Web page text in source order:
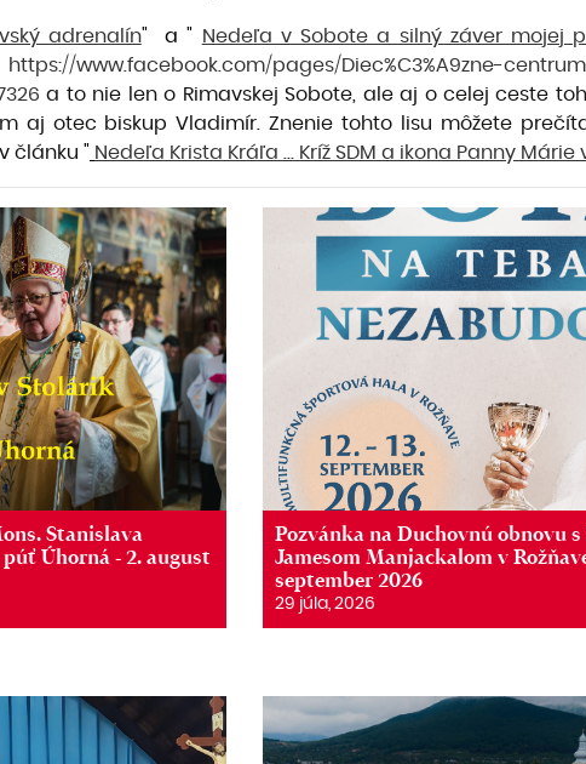
adrenalín" a " Nedeľa v Sobote a silný záver mojej
https://www.facebook.com/pages/Diec%C3%A9zne-centrum-
a to nie len o Rimavskej Sobote, ale aj o celej ceste
aj otec biskup Vladimír. Znenie tohto lisu môžete
v článku " Nedeľa Krista Kráľa … Kríž SDM a ikona Panny
Stanislava
Úhorná - 2. august
Pozvánka na Duchovnú obnovu s
Jamesom Manjackalom v Rožňave
september 2026
29 júla, 2026